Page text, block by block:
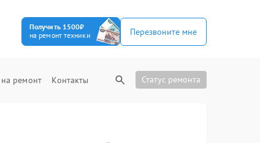
Получить 1500₽
на ремонт техники
Перезвоните мне
ремонт Контакты Статус ремонта